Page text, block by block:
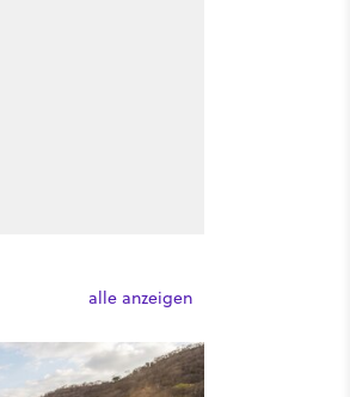
alle anzeigen